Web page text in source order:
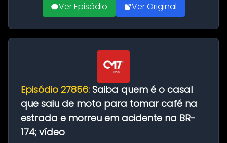
Ver Episódio Ver Original
Episódio 27856: Saiba quem é o casal
que saiu de moto para tomar café na
estrada e morreu em acidente na BR-
174; vídeo